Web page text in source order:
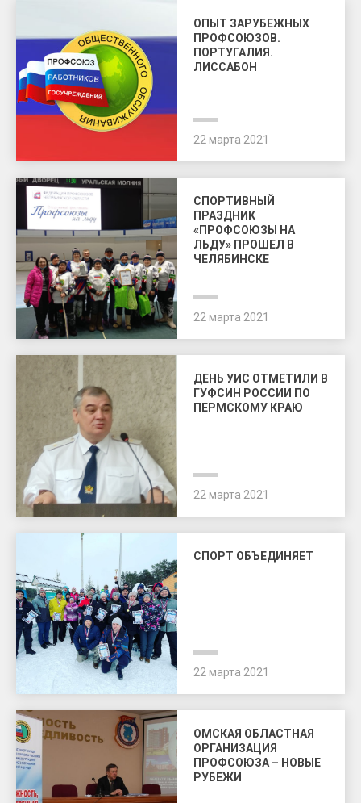
ОПЫТ ЗАРУБЕЖНЫХ
ПРОФСОЮЗОВ.
ПОРТУГАЛИЯ.
ЛИССАБОН
22 марта 2021
СПОРТИВНЫЙ
ПРАЗДНИК
«ПРОФСОЮЗЫ НА
ЛЬДУ» ПРОШЕЛ В
ЧЕЛЯБИНСКЕ
22 марта 2021
ДЕНЬ УИС ОТМЕТИЛИ В
ГУФСИН РОССИИ ПО
ПЕРМСКОМУ КРАЮ
22 марта 2021
СПОРТ ОБЪЕДИНЯЕТ
22 марта 2021
ОМСКАЯ ОБЛАСТНАЯ
ОРГАНИЗАЦИЯ
ПРОФСОЮЗА – НОВЫЕ
РУБЕЖИ